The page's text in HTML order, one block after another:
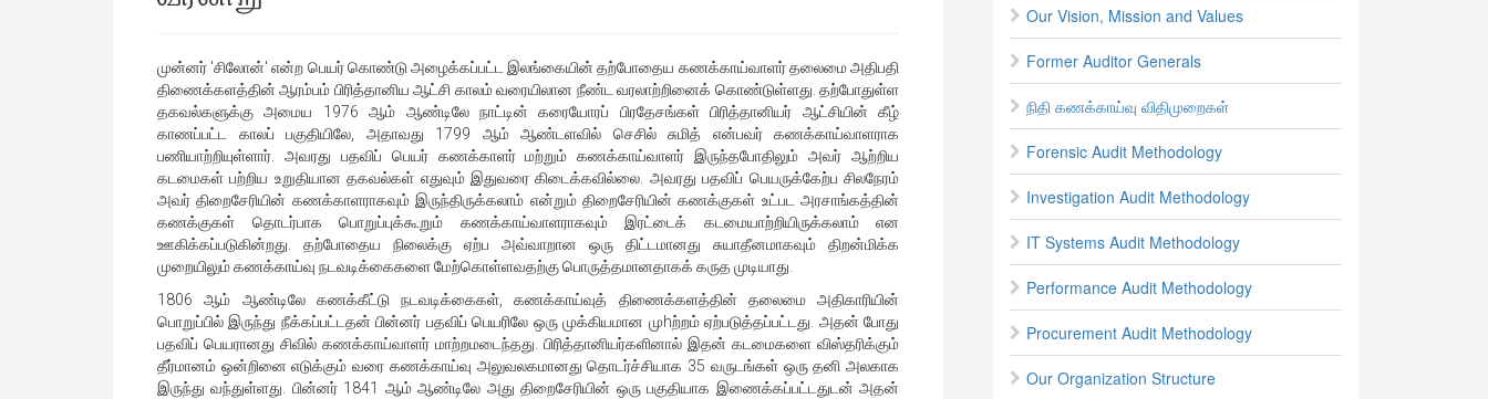
முன்னர் 'சிலோன்' என்ற பெயர் கொண்டு அழைக்கப்பட்ட இலங்கையின் தற்போதைய கணக்காய்வாளர் தலைமை அதிபதி
திணைக்களத்தின் ஆரம்பம் பிரித்தானிய ஆட்சி காலம் வரையிலான நீண்ட வரலாற்றினைக் கொண்டுள்ளது. தற்போதுள்ள
தகவல்களுக்கு அமைய 1976 ஆம் ஆண்டிலே நாட்டின் கரையோரப் பிரதேசங்கள் பிரித்தானியர் ஆட்சியின் கீழ்
காணப்பட்ட காலப் பகுதியிலே, அதாவது 1799 ஆம் ஆண்டளவில் செசில் சுமித் என்பவர் கணக்காய்வாளராக
பணியாற்றியுள்ளார். அவரது பதவிப் பெயர் கணக்காளர் மற்றும் கணக்காய்வாளர் இருந்தபோதிலும் அவர் ஆற்றிய
கடமைகள் பற்றிய உறுதியான தகவல்கள் எதுவும் இதுவரை கிடைக்கவில்லை. அவரது பதவிப் பெயருக்கேற்ப சிலநேரம்
அவர் திறைசேரியின் கணக்காளராகவும் இருந்திருக்கலாம் என்றும் திறைசேரியின் கணக்குகள் உட்பட அரசாங்கத்தின்
கணக்குகள் தொடர்பாக பொறுப்புக்கூறும் கணக்காய்வாளராகவும் இரட்டைக் கடமையாற்றியிருக்கலாம் என
ஊகிக்கப்படுகின்றது. தற்போதைய நிலைக்கு ஏற்ப அவ்வாறான ஒரு திட்டமானது சுயாதீனமாகவும் திறன்மிக்க
முறையிலும் கணக்காய்வு நடவடிக்கைகளை மேற்கொள்ளவதற்கு பொருத்தமானதாகக் கருத முடியாது.
1806 ஆம் ஆண்டிலே கணக்கீட்டு நடவடிக்கைகள், கணக்காய்வுத் திணைக்களத்தின் தலைமை அதிகாரியின்
பொறுப்பில் இருந்து நீக்கப்பட்டதன் பின்னர் பதவிப் பெயரிலே ஒரு முக்கியமான முhற்றம் ஏற்படுத்தப்பட்டது. அதன் போது
பதவிப் பெயரானது சிவில் கணக்காய்வாளர் மாற்றமடைந்தது. பிரித்தானியர்களினால் இதன் கடமைகளை விஸ்தரிக்கும்
தீர்மானம் ஒன்றினை எடுக்கும் வரை கணக்காய்வு அலுவலகமானது தொடர்ச்சியாக 35 வருடங்கள் ஒரு தனி அலகாக
இருந்து வந்துள்ளது. பின்னர் 1841 ஆம் ஆண்டிலே அது திறைசேரியின் ஒரு பகுதியாக இணைக்கப்பட்டதுடன் அதன்
Our Vision, Mission and Values
Former Auditor Generals
நிதி கணக்காய்வு விதிமுறைகள்
Forensic Audit Methodology
Investigation Audit Methodology
IT Systems Audit Methodology
Performance Audit Methodology
Procurement Audit Methodology
Our Organization Structure